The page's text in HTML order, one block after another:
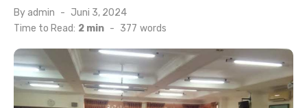
By admin
Posted
on
Juni 3, 2024
Time to Read: 2 min - 377 words